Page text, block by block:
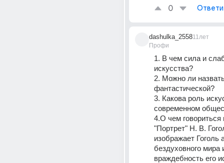
0
dashulka_2558
Профи
11лет
1. В чем сила и
искусства?
2. Можно ли
фантастической?
3. Какова роль
современном
4.О чем говориться
"Портрет" Н. В.
изображает Гоголь
бездуховного мира
враждебность его